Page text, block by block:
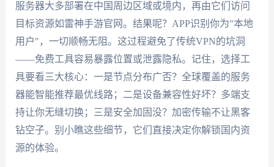
服务器大多部署在中国周边区域或境内，再由它们访问
目标资源如雷神手游官网。结果呢？APP识别你为"本地
用户"，一切顺畅无阻。这过程避免了传统VPN的坑洞
——免费工具容易暴露位置或泄露隐私。记住，选择工
具要看三大核心：一是节点分布广否？全球覆盖的服务
器能智能推荐最优线路；二是设备兼容性好坏？多端支
持让你无缝切换；三是安全加固没？加密传输不让黑客
钻空子。别小瞧这些细节，它们直接决定你解锁国内资
源的体验。